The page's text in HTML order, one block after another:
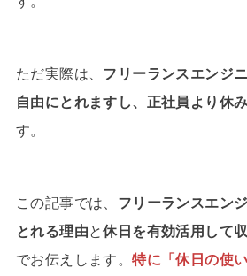
ただ実際は、 フリーランスエンジ
自由にとれますし、正社員より休
す。
この記事では、 フリーランスエン
とれる理由と休日を有効活用して
でお伝えします。特に「休日の使